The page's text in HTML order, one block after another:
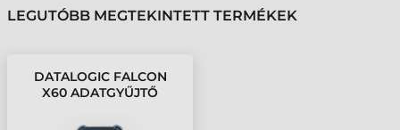
LEGUTÓBB MEGTEKINTETT TERMÉKEK
DATALOGIC FALCON
X60 ADATGYŰJTŐ